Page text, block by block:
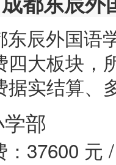
东辰外国语
四大板块，
实结算、
部
：37600 元